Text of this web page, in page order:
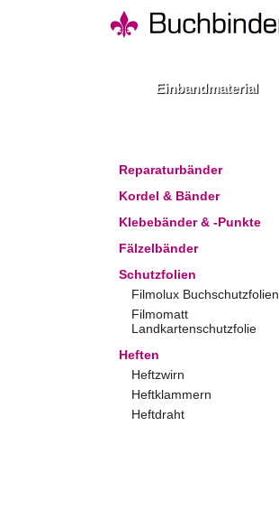
Einbandmaterial
Reparaturbänder
Kordel & Bänder
Klebebänder & -Punkte
Fälzelbänder
Schutzfolien
Filmolux Buchschutzfolien
Filmomatt
Landkartenschutzfolie
Heften
Heftzwirn
Heftklammern
Heftdraht